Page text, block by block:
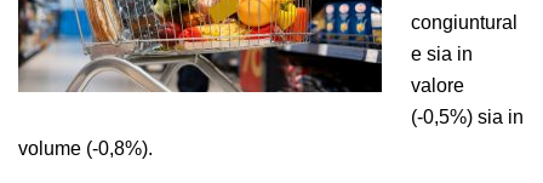
congiuntural
e sia in
valore
(-0,5%) sia in
volume (-0,8%).